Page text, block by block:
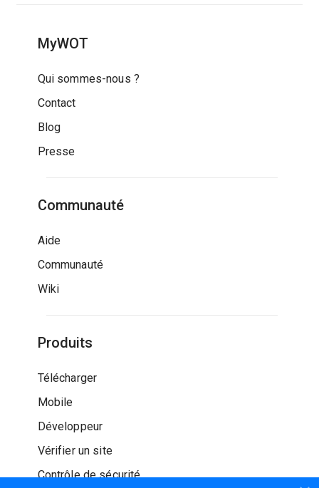
MyWOT
Qui sommes-nous ?
Contact
Blog
Presse
Communauté
Aide
Communauté
Wiki
Produits
Télécharger
Mobile
Développeur
Vérifier un site
Contrôle de sécurité